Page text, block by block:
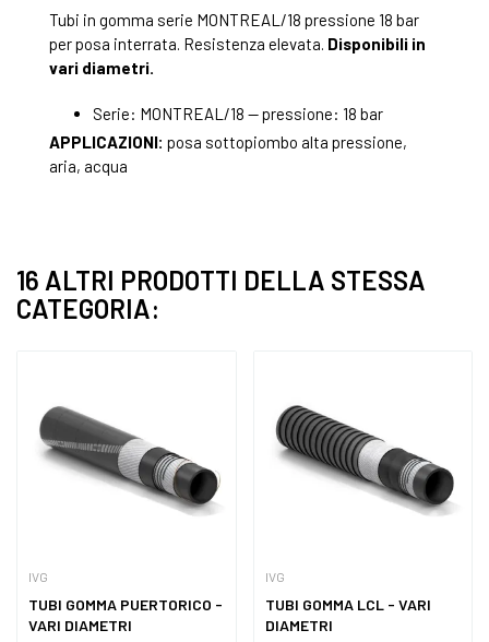
Tubi in gomma serie MONTREAL/18 pressione 18 bar
per posa interrata. Resistenza elevata. Disponibili in
vari diametri.
Serie: MONTREAL/18 — pressione: 18 bar
APPLICAZIONI: posa sottopiombo alta pressione,
aria, acqua
16 ALTRI PRODOTTI DELLA STESSA
CATEGORIA:
IVG
TUBI GOMMA PUERTORICO -
VARI DIAMETRI
IVG
TUBI GOMMA LCL - VARI
DIAMETRI